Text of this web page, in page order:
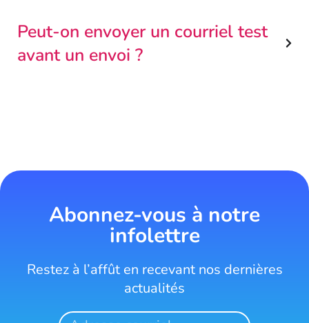
Peut-on envoyer un courriel test
avant un envoi ?
Abonnez-vous à notre
infolettre
Restez à l’affût en recevant nos dernières
actualités